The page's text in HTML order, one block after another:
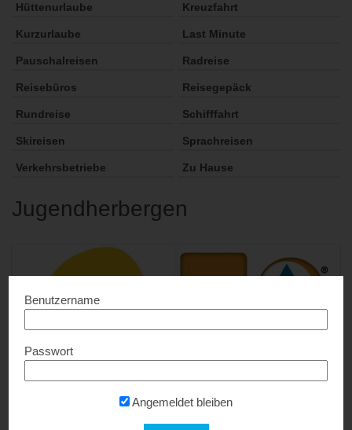
Hüttenurlaube Kreuzfahrt
Kurzurlaube Last Minute
Pauschalreisen Radreise
Reisebüros Reisegepäck
Rundreise Schifffahrt
Skireisen Sprachreisen
Verkehrsbetriebe Zu Hause
Jugendherbergen
Jugendherbergsverband
Gratis
Benutzername
Passwort
Angemeldet bleiben